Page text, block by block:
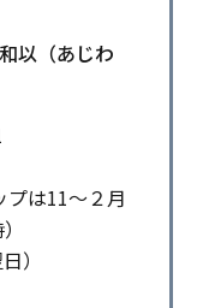
以（あじわ
プは11～２月
）